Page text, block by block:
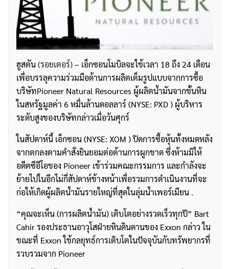
ฮูสตัน(รอยเตอร์)– เอ็กซอนโมบิลจะใช้เวลา 18 ถึง 24 เดือน
เพื่อบรรลุความร่วมมือด้านการผลิตเต็มรูปแบบจากการซื้อ
บริษัทPioneer Natural Resources ผู้ผลิตน้ำมันจากชั้นหิน
ในสหรัฐมูลค่า 6 หมื่นล้านดอลลาร์ (NYSE: PXD ) ผู้บริหาร
ระดับสูงของบริษัทกล่าวเมื่อวันศุกร์
ในสัปดาห์นี้ เอ็กซอน (NYSE: XOM ) ปิดการซื้อหุ้นทั้งหมดหลัง
จากตกลงตามคำสั่งยินยอมต่อต้านการผูกขาด ซึ่งห้ามมิให้
อดีตซีอีโอของ Pioneer เข้าร่วมคณะกรรมการ และกำลังจะ
ย้ายไปในอีกไม่กี่สัปดาห์ข้างหน้าเพื่อรวมการดำเนินงานที่จะ
ก่อให้เกิดผู้ผลิตน้ำมันรายใหญ่ที่สุดในลุ่มน้ำเพอร์เมียน .
“คุณจะเห็น (การผลิตน้ำมัน) เติบโตอย่างรวดเร็วทุกปี” Bart
Cahir รองประธานอาวุโสฝ่ายหินดินดานของ Exxon กล่าว ใน
ขณะที่ Exxon ใช้กลยุทธ์การเติบโตในปัจจุบันกับทรัพยากรที่
รวบรวมจาก Pioneer